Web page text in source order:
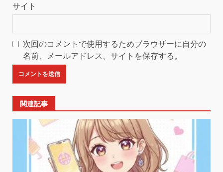
サイト
次回のコメントで使用するためブラウザーに自分の
名前、メールアドレス、サイトを保存する。
関連記事